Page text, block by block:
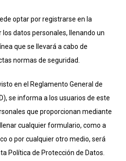
optar por registrarse en la
datos personales, llenando un
que se llevará a cabo de
normas de seguridad.
en el Reglamento General de
se informa a los usuarios de este
que proporcionan mediante
cualquier formulario, como a
o por cualquier otro medio, será
Política de Protección de Datos.